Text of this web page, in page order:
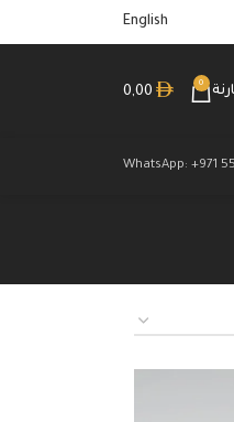
English
0
0,00
WhatsApp: +971